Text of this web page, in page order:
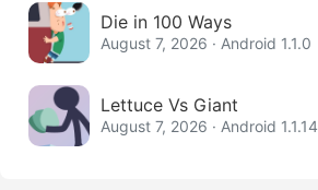
Die in 100 Ways
August 7, 2026 · Android 1.1.0
Lettuce Vs Giant
August 7, 2026 · Android 1.1.14